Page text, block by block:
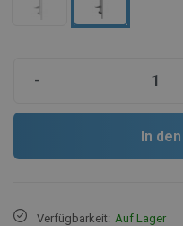
-
In
Verfügbarkeit: Auf Lager